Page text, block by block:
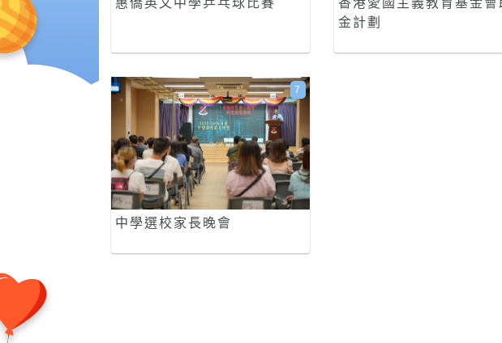
惠僑英文中學乒乓球比賽
香港愛國主義教育基金會
金計劃
中學選校家長晚會
7